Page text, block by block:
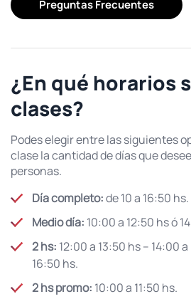
Preguntas Frecuentes
¿En qué horarios
clases?
Podes elegir entre las siguientes
clase la cantidad de días que
personas.
Día completo:de 10 a 16:50 hs.
Medio día: 10:00 a 12:50 hs ó
2 hs: 12:00 a 13:50 hs – 14:00
16:50 hs.
2 hs promo: 10:00 a 11:50 hs.